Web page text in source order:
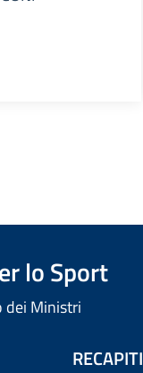
lo Sport
dei Ministri
RECAPITI